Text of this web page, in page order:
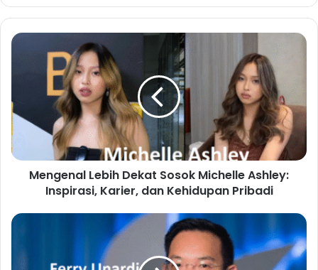
Mengenal Lebih Dekat Sosok Michelle Ashley:
Inspirasi, Karier, dan Kehidupan Pribadi